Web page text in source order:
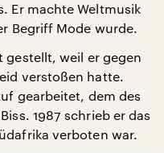
Er machte Weltmusik
Begriff Mode wurde.
gestellt, weil er gegen
verstoßen hatte.
gearbeitet, dem des
1987 schrieb er das
verboten war.